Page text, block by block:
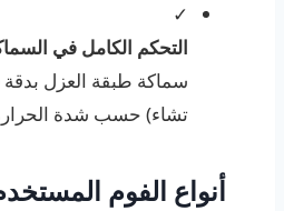
✓
التحكم الكامل في
تشاء) حسب شدة
أنواع الفوم